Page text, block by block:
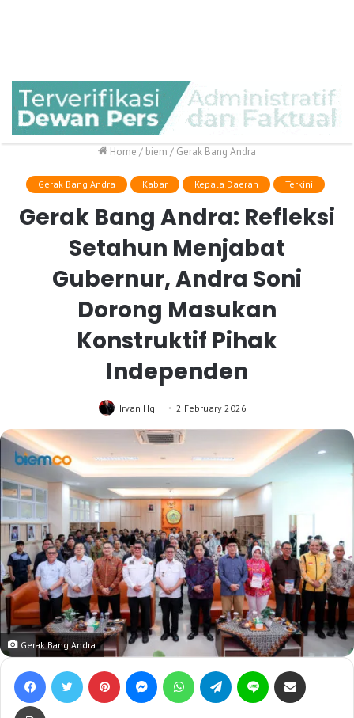
Home / biem / Gerak Bang Andra
Gerak Bang Andra Kabar Kepala Daerah Terkini
Gerak Bang Andra: Refleksi
Setahun Menjabat
Gubernur, Andra Soni
Dorong Masukan
Konstruktif Pihak
Independen
Irvan Hq 2 February 2026
Gerak Bang Andra